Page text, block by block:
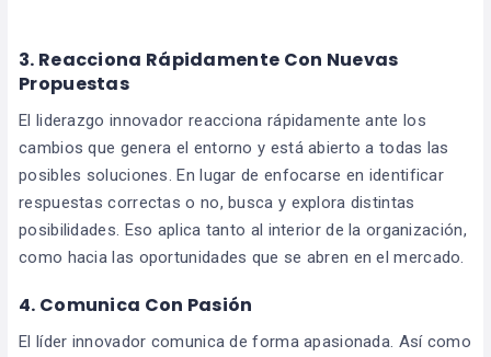
3. Reacciona Rápidamente Con Nuevas
Propuestas
El liderazgo innovador reacciona rápidamente ante los
cambios que genera el entorno y está abierto a todas las
posibles soluciones. En lugar de enfocarse en identificar
respuestas correctas o no, busca y explora distintas
posibilidades. Eso aplica tanto al interior de la organización,
como hacia las oportunidades que se abren en el mercado.
4. Comunica Con Pasión
El líder innovador comunica de forma apasionada. Así como